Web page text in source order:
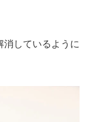
消しているように